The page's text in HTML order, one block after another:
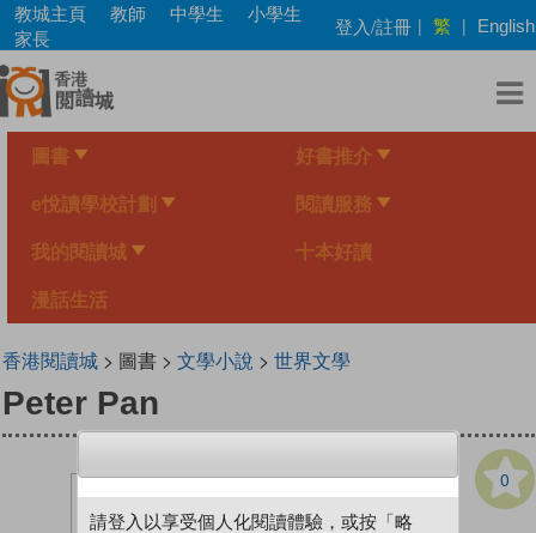
Skip
main
content
教城主頁 教師 中學生
小學生
家長
登入/註冊 | 繁 | English
圖書 好書推介
e悅讀學校計劃 閱讀服務
我的閱讀城 十本好讀
漫話生活
香港閱讀城> 圖書 > 文學小說 > 世界文學
Peter Pan
0
請登入以享受個人化閱讀體驗，或按「略